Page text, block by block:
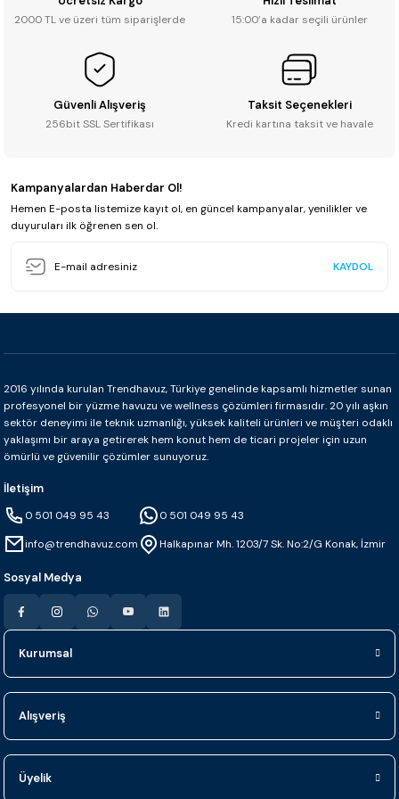
2000 TL ve üzeri tüm siparişlerde 15:00’a kadar seçili ürünler
Güvenli Alışveriş
256bit SSL Sertifikası
Taksit Seçenekleri
Kredi kartına taksit ve havale
Kampanyalardan Haberdar Ol!
Hemen E-posta listemize kayıt ol, en güncel kampanyalar, yenilikler ve
duyuruları ilk öğrenen sen ol.
KAYDOL
2016 yılında kurulan Trendhavuz, Türkiye genelinde kapsamlı hizmetler sunan
profesyonel bir yüzme havuzu ve wellness çözümleri firmasıdır. 20 yılı aşkın
sektör deneyimi ile teknik uzmanlığı, yüksek kaliteli ürünleri ve müşteri odaklı
yaklaşımı bir araya getirerek hem konut hem de ticari projeler için uzun
ömürlü ve güvenilir çözümler sunuyoruz.
İletişim
0 501 049 95 43
info@trendhavuz.com
0 501 049 95 43
Halkapınar Mh. 1203/7 Sk. No:2/G Konak, İzmir
Sosyal Medya
Kurumsal
Alışveriş
Üyelik